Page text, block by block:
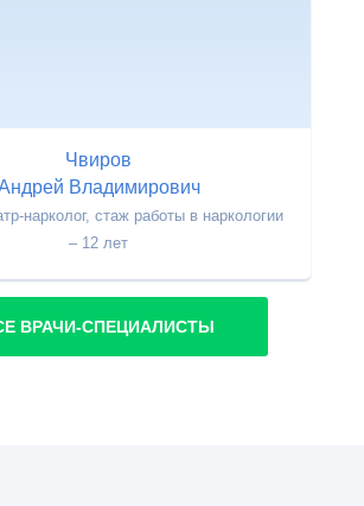
Чвиров
Владимирович
нарколог, стаж работы в наркологии
– 12 лет
ВРАЧИ-СПЕЦИАЛИСТЫ